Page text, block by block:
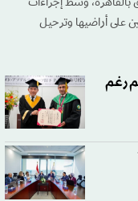
وسط إجراءات
على أراضيها وترحيل
رغم